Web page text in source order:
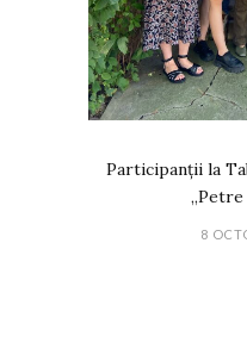
Participanții la
„Petre
8